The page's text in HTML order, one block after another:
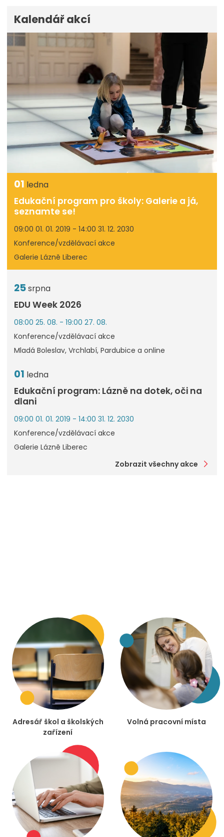
Kalendář akcí
01 ledna
Edukační program pro školy: Galerie a já,
seznamte se!
09:00 01. 01. 2019 - 14:00 31. 12. 2030
Konference/vzdělávací akce
Galerie Lázně Liberec
25srpna
EDU Week 2026
08:00 25. 08. - 19:00 27. 08.
Konference/vzdělávací akce
Mladá Boleslav, Vrchlabí, Pardubice a online
01 ledna
Edukační program: Lázně na dotek, oči na
dlani
09:00 01. 01. 2019 - 14:00 31. 12. 2030
Konference/vzdělávací akce
Galerie Lázně Liberec
Zobrazit všechny akce
Adresář škol a školských
zařízení
Volná pracovní místa